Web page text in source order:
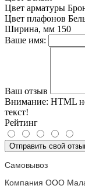
Цвет арматуры
Цвет плафонов
Ширина, мм 150
Ваше имя:
Ваш отзыв
Внимание: HTML
текст!
Рейтинг
Отправить свой
Самовывоз
Компания ООО